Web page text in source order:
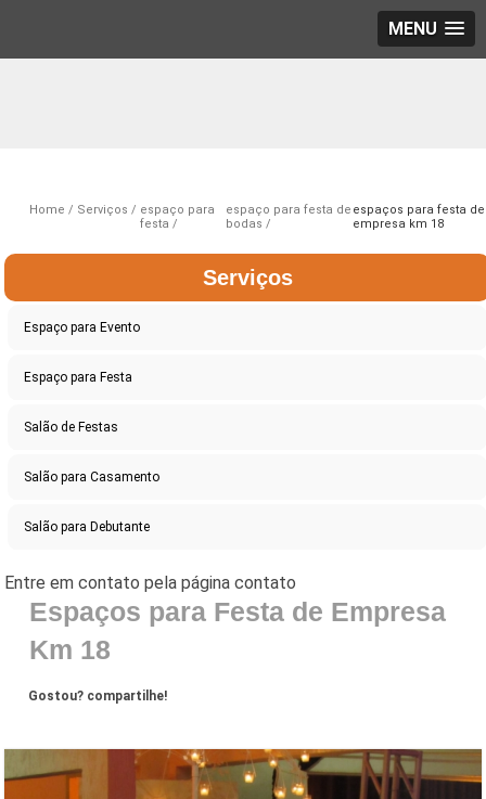
MENU
Home Serviços
espaço para
festa
espaço para festa de
bodas
espaços para festa de
empresa km 18
Serviços
Espaço para Evento
Espaço para Festa
Salão de Festas
Salão para Casamento
Salão para Debutante
Espaços para Festa de Empresa
Km 18
Gostou? compartilhe!